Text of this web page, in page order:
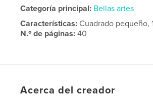
Categoría principal: Bellas artes
Características:Cuadrado pequeño,
N.º de páginas:40
travel , painting , abstract
Acerca del creador